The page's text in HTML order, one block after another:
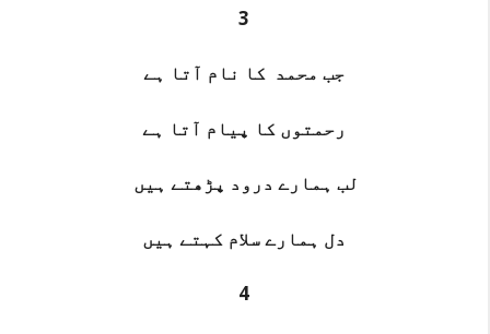
3
جب محمد کا نام آتا ہے
رحمتوں کا پیام آتا ہے
لب ہمارے درود پڑھتے ہیں
دل ہمارے سلام کہتے ہیں
4